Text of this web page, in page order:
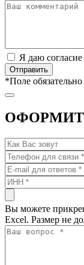
Я даю
*Поле
Вы можете
Excel. Размер не